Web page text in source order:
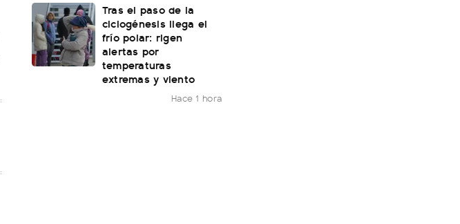
Tras el paso de la
ciclogénesis llega el
frío polar: rigen
alertas por
temperaturas
extremas y viento
Hace 1 hora